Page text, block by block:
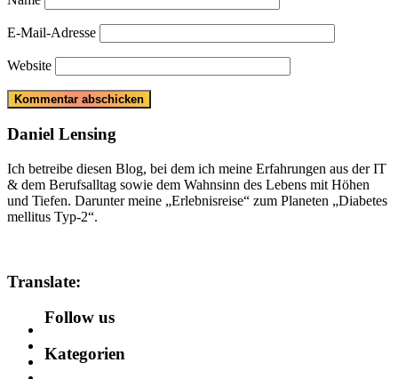
E-Mail-Adresse
Website
Daniel Lensing
Ich betreibe diesen Blog, bei dem ich meine Erfahrungen aus der IT
& dem Berufsalltag sowie dem Wahnsinn des Lebens mit Höhen
und Tiefen. Darunter meine „Erlebnisreise“ zum Planeten „Diabetes
mellitus Typ-2“.
Translate:
Follow us
Kategorien